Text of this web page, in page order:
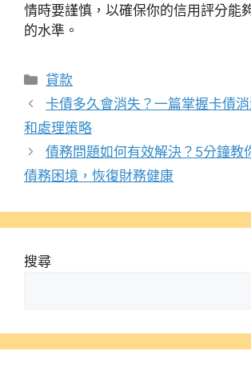
情時要謹慎，以確保你的信用評分能
的水準。
分
類
貸款
卡債多久會消失？一篇掌握卡債
和處理策略
債務問題如何有效解決？5分鐘教
債務困境，恢復財務健康
搜尋